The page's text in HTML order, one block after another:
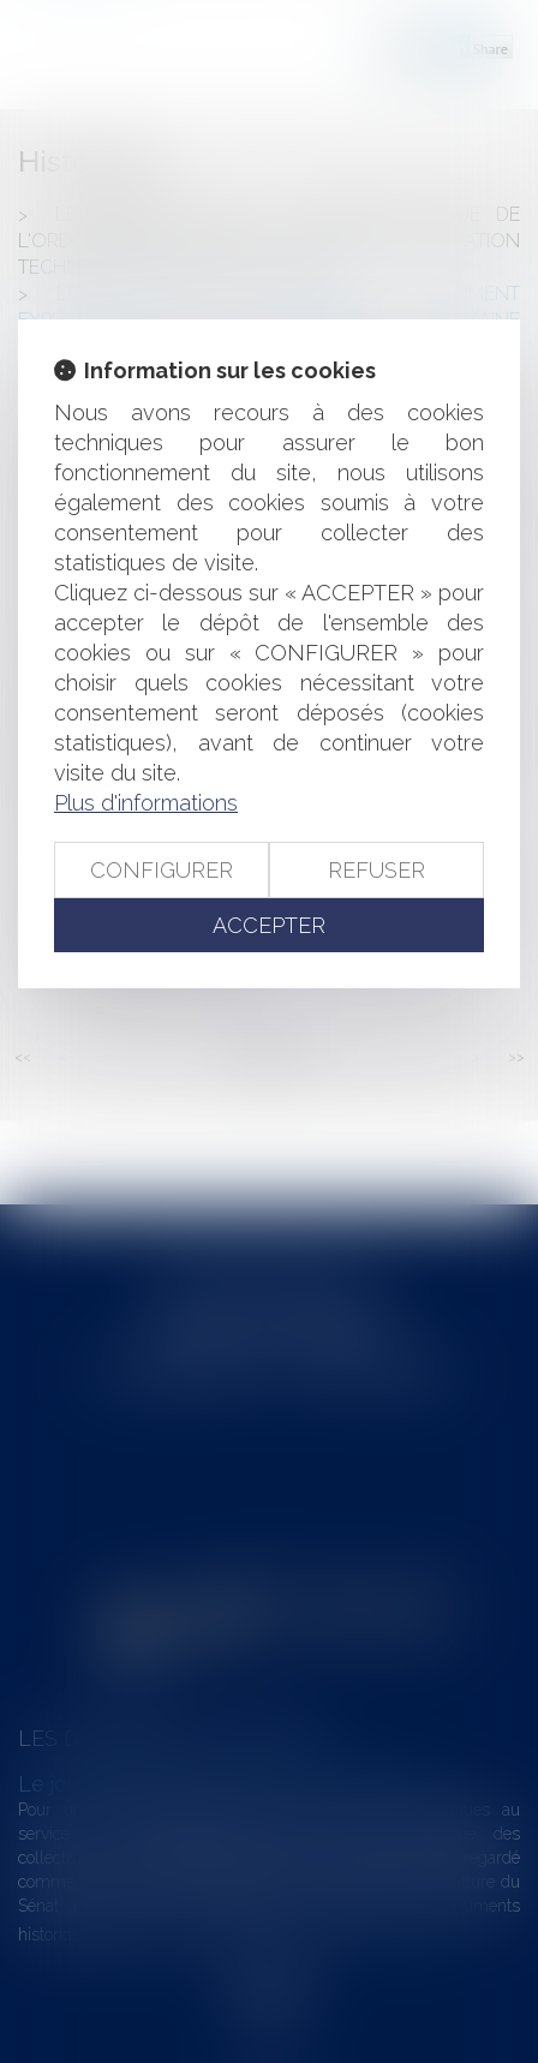
Historique
LE PERMIS DE FAIRE : INNOVATION ISSUE DE
L'ORDONNANCE VISANT À FAVORISER L'INNOVATION
TECHNIQUE ET ARCHITECTURALE
LES BATEAUX DU LUXEMBOURG : COMMENT
EXPLOITER UN FONDS DE COMMERCE SUR LE DOMAINE
ACTE ADMINISTRATIF : FRANCHISE FISCALE TOTALE !
TAXE GEMAPI : ATTENTION À LA DATE DU 1ER
OCTOBRE
NOUVELLE RÉFORME DU CONTENTIEUX DE
L'URBANISME : CE QUI CHANGE AU 1ER OCTOBRE 218
PROPRIÉTÉ ET USAGE DES CHEMINS D'EXPLOITATION
PUBLICATION DE LA LOI POUR LA LIBERTÉ DE
CHOISIR SON AVENIR PROFESSIONNEL
FONDATIONS ET ASSOCIATIONS RECONNUES
D'UTILITÉ PUBLIQUE : DE NOUVEAUX STATUTS
RÉMUNÉRATION DE L’AGENT IMMOBILIER EN
L’ABSENCE DE SIGNATURE DU COMPROMIS DE VENTE
DES TÉMOIGNAGES ANONYMES NE PEUVENT À EUX
SEULS JUSTIFIER UNE FAUTE
PAS DE TESTAMENT PAR SMS : LA TRANSFORMATION
NUMÉRIQUE PEUT-ELLE RÉVOLUTIONNER LE DROIT DES
SUCCESSIONS ?
L'EMPLOYEUR DOIT FOURNIR AU SALARIÉ UN
ÉQUIPEMENT DE TRAVAIL ADAPTÉ
BAIL COMMERCIAL : NULLITÉ DES CLAUSES
D'INDEXATION : LE FEUILLETON CONTINUE ...
CHANGEMENT DE NOM DES COMMUNES : LA
<< >>
LES DERNIÈRES ACTUALITÉS
Le joug léger des monuments historiques
Pour une gestion patrimoniale des monuments historiques au
service du développement économique et touristique des
collectivités Le monument historique a longtemps été regardé
comme une charge. Le rapport que la commission de la culture du
Sénat a consacré, en juillet 2026, à la gestion des monuments
historiques invite à y voir aussi une ressour...
Information sur les cookies
Nous avons recours à des cookies
techniques pour assurer le bon
fonctionnement du site, nous utilisons
également des cookies soumis à votre
consentement pour collecter des
statistiques de visite.
Cliquez ci-dessous sur « ACCEPTER » pour
accepter le dépôt de l'ensemble des
cookies ou sur « CONFIGURER » pour
choisir quels cookies nécessitant votre
consentement seront déposés (cookies
statistiques), avant de continuer votre
visite du site.
Plus d'informations
CONFIGURER REFUSER
ACCEPTER